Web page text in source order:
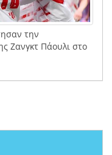
την
Ζανγκτ Πάουλι στο